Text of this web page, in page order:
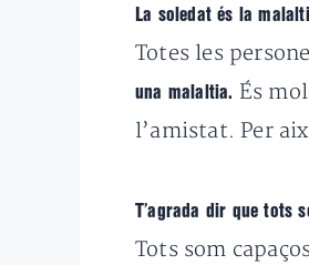
La soledat és la
Totes les
una malaltia. És
l’amistat. Per
T’agrada dir que tots
Tots som